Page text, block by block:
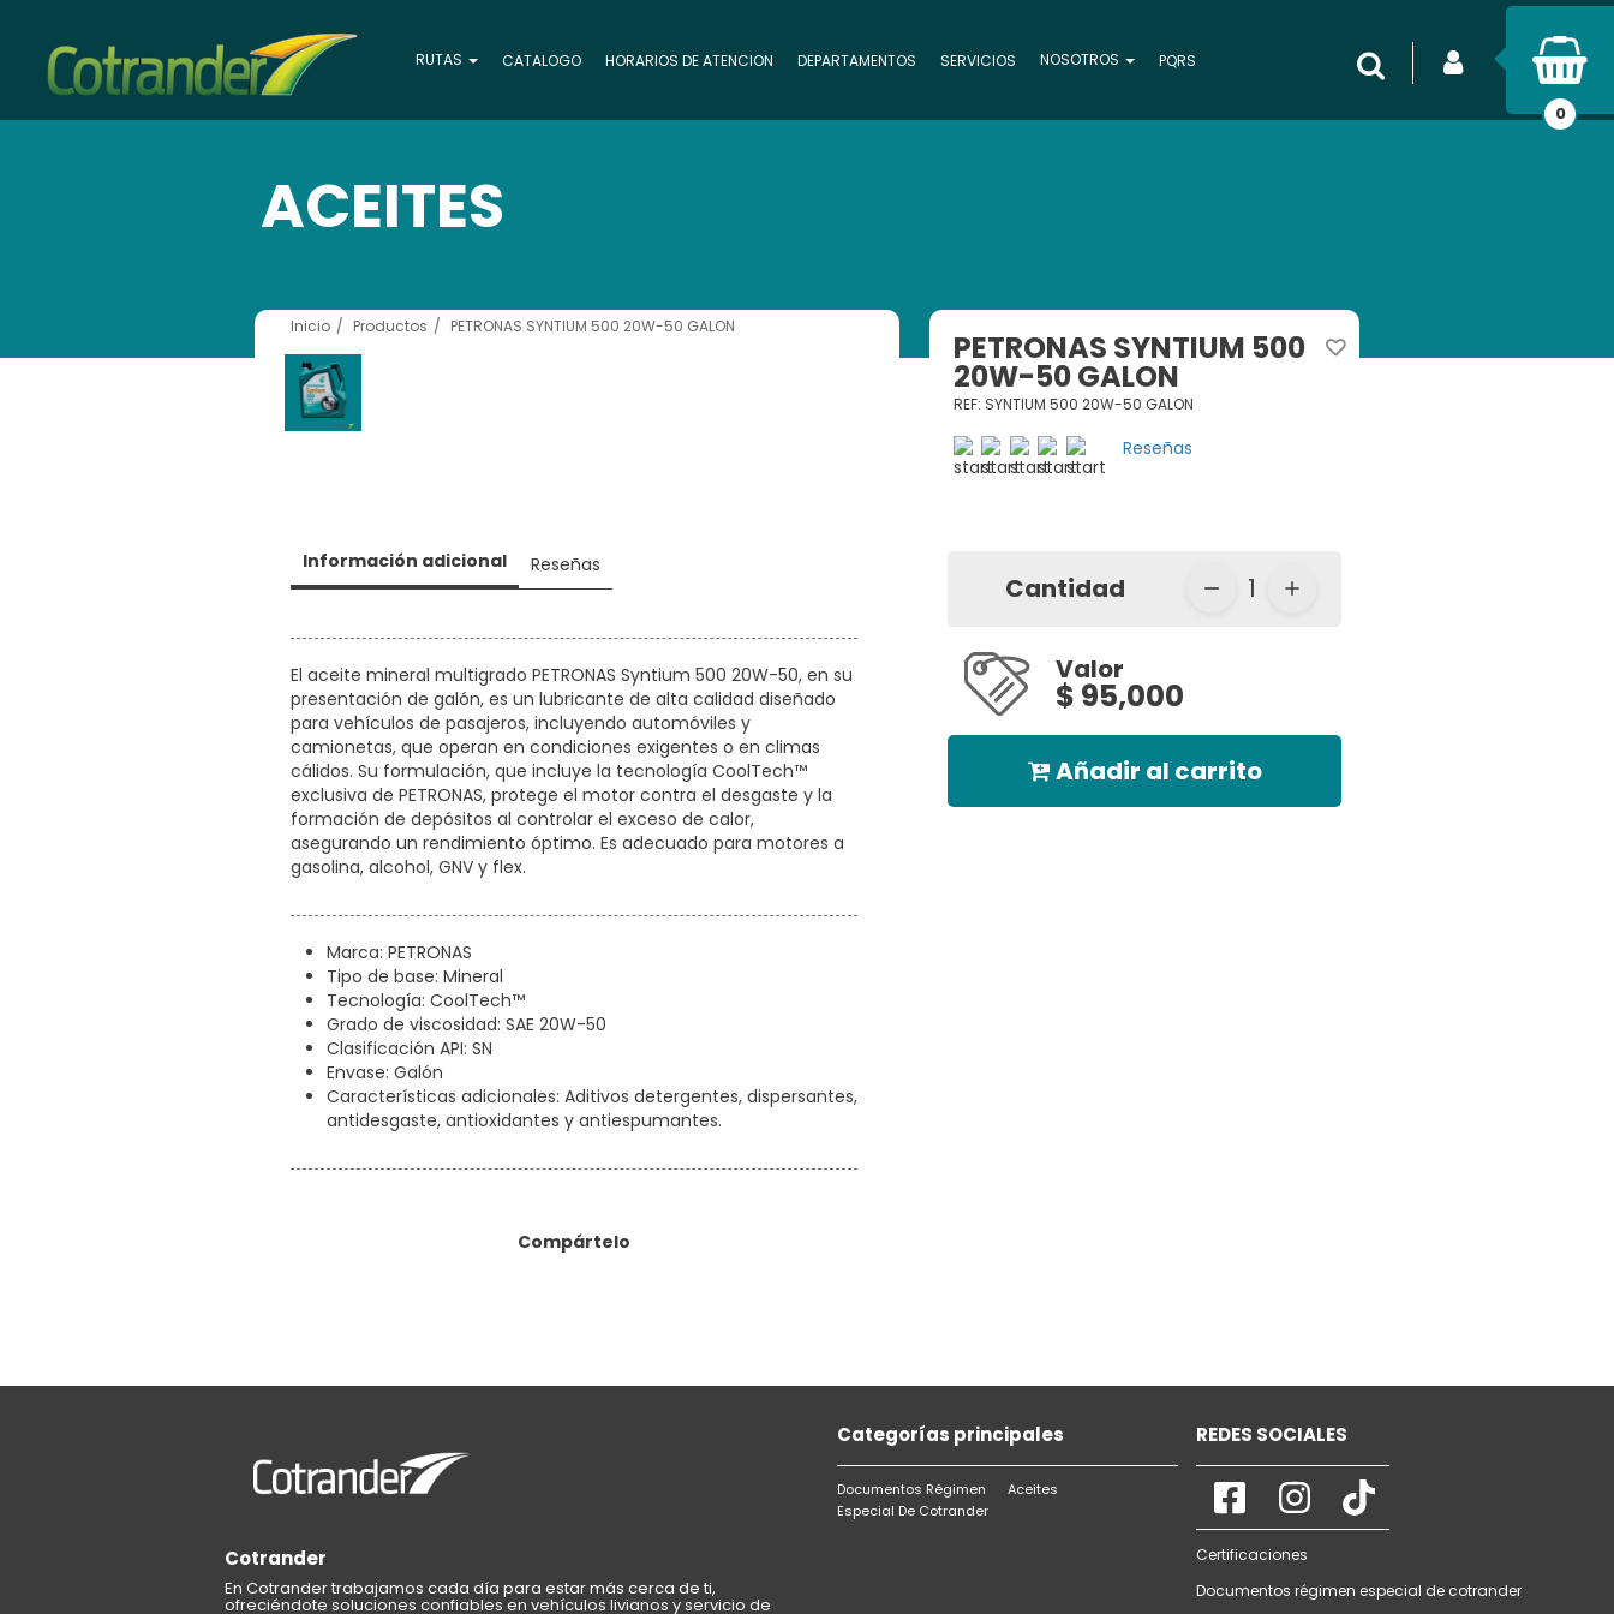
RUTAS CATALOGO HORARIOS DE ATENCION DEPARTAMENTOS SERVICIOS NOSOTROS PQRS INICIAR SESIÓN
Buscar
0
ACEITES
Inicio Productos PETRONAS SYNTIUM 500 20W-50 GALON
Información adicional Reseñas
El aceite mineral multigrado PETRONAS Syntium 500 20W-50, en su
presentación de galón, es un lubricante de alta calidad diseñado
para vehículos de pasajeros, incluyendo automóviles y
camionetas, que operan en condiciones exigentes o en climas
cálidos. Su formulación, que incluye la tecnología CoolTech™
exclusiva de PETRONAS, protege el motor contra el desgaste y la
formación de depósitos al controlar el exceso de calor,
asegurando un rendimiento óptimo. Es adecuado para motores a
gasolina, alcohol, GNV y flex.
Marca: PETRONAS
Tipo de base: Mineral
Tecnología: CoolTech™
Grado de viscosidad: SAE 20W-50
Clasificación API: SN
Envase: Galón
Características adicionales: Aditivos detergentes, dispersantes,
antidesgaste, antioxidantes y antiespumantes.
Compártelo
PETRONAS SYNTIUM 500
20W-50 GALON
REF: SYNTIUM 500 20W-50 GALON
Reseñas
Cantidad 1
Valor
$ 95,000
Añadir al carrito
Cotrander
En Cotrander trabajamos cada día para estar más cerca de ti,
ofreciéndote soluciones confiables en vehículos livianos y servicio de
Categorías principales
Documentos Régimen
Especial De Cotrander
Aceites
REDES SOCIALES
Certificaciones
Documentos régimen especial de cotrander